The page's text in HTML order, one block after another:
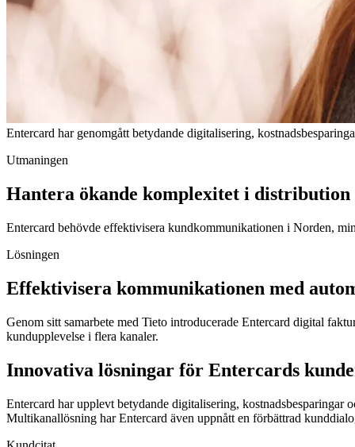
Entercard har genomgått betydande digitalisering,
Utmaningen
Hantera ökande komplexitet i
Entercard behövde effektivisera kundkommunikationen i Norden,
Lösningen
Effektivisera kommunikationen med
Genom sitt samarbete med Tieto introducerade Entercard digital
kundupplevelse i flera kanaler.
Innovativa lösningar för Entercards
Entercard har upplevt betydande digitalisering, kostnadsbesparingar
Multikanallösning har Entercard även uppnått en förbättrad